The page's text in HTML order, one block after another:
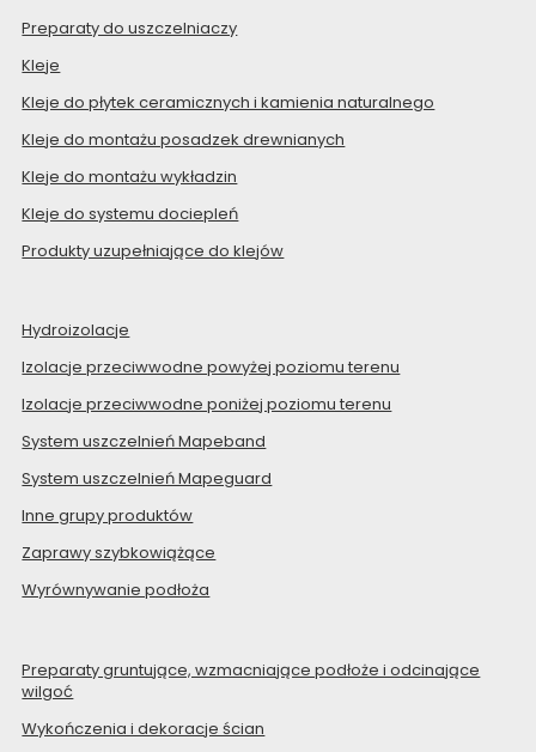
Preparaty do uszczelniaczy
Kleje
Kleje do płytek ceramicznych i kamienia naturalnego
Kleje do montażu posadzek drewnianych
Kleje do montażu wykładzin
Kleje do systemu dociepleń
Produkty uzupełniające do klejów
Hydroizolacje
Izolacje przeciwwodne powyżej poziomu terenu
Izolacje przeciwwodne poniżej poziomu terenu
System uszczelnień Mapeband
System uszczelnień Mapeguard
Inne grupy produktów
Zaprawy szybkowiążące
Wyrównywanie podłoża
Preparaty gruntujące, wzmacniające podłoże i odcinające
wilgoć
Wykończenia i dekoracje ścian